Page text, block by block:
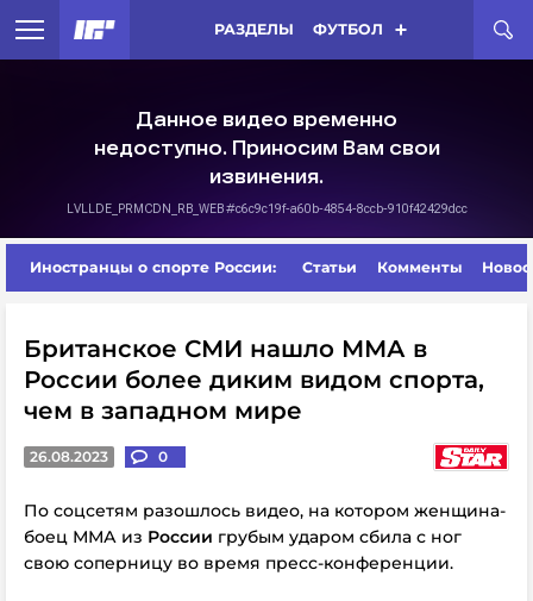
РАЗДЕЛЫ ФУТБОЛ
Иностранцы о спорте России: Статьи Комменты
Британское СМИ нашло ММА в
России более диким видом спорта,
чем в западном мире
26.08.2023 0
По соцсетям разошлось видео, на котором женщина-
боец ММА из России грубым ударом сбила с ног
свою соперницу во время пресс-конференции.